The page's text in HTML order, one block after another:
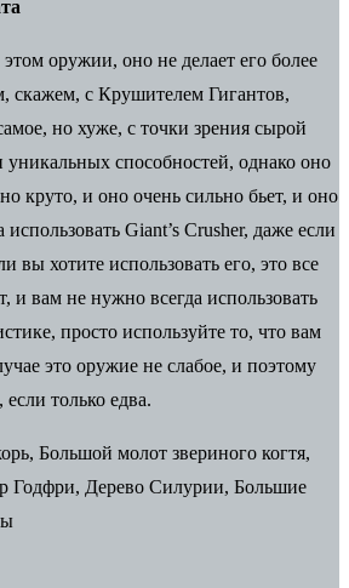
оружии, оно не делает его более
скажем, с Крушителем Гигантов,
но хуже, с точки зрения сырой
уникальных способностей, однако оно
круто, и оно очень сильно бьет, и оно
Giant’s Crusher, даже если
вы хотите использовать его, это все
и вам не нужно всегда использовать
просто используйте то, что вам
это оружие не слабое, и поэтому
только едва.
Большой молот звериного когтя,
Годфри, Дерево Силурии, Большие